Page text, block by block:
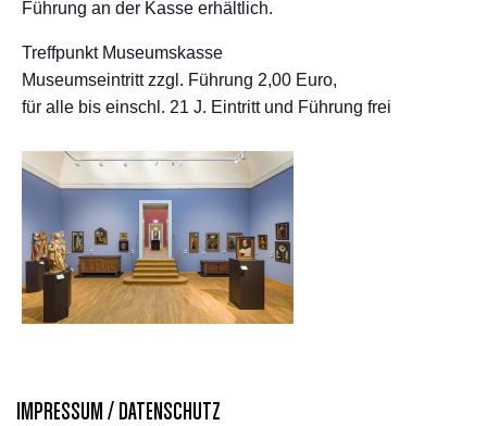
Führung an der Kasse erhältlich.
Treffpunkt Museumskasse
Museumseintritt zzgl. Führung 2,00 Euro,
für alle bis einschl. 21 J. Eintritt und Führung frei
IMPRESSUM / DATENSCHUTZ